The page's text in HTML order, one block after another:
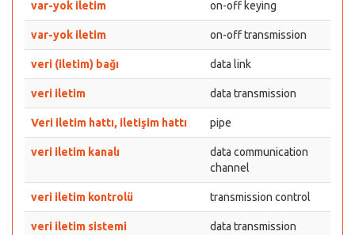
var-yok iletim on-off keying
var-yok iletim on-off transmission
veri (iletim) bağı data link
veri iletim data transmission
Veri iletim hattı, iletişim hattı pipe
veri iletim kanalı
data communication
channel
veri iletim kontrolü transmission control
veri iletim sistemi
data transmission